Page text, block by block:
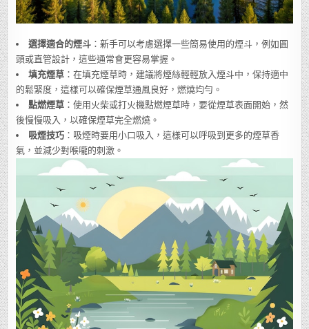
選擇適合的煙斗 ：新手可以考慮選擇一些簡易使用的煙斗，例如圓
頭或直管設計，這些通常會更容易掌握。
填充煙草 ：在填充煙草時，建議將煙絲輕輕放入煙斗中，保持適中
的鬆緊度，這樣可以確保煙草通風良好，燃燒均勻。
點燃煙草 ：使用火柴或打火機點燃煙草時，要從煙草表面開始，然
後慢慢吸入，以確保煙草完全燃燒。
吸煙技巧 ：吸煙時要用小口吸入，這樣可以呼吸到更多的煙草香
氣，並減少對喉嚨的刺激。